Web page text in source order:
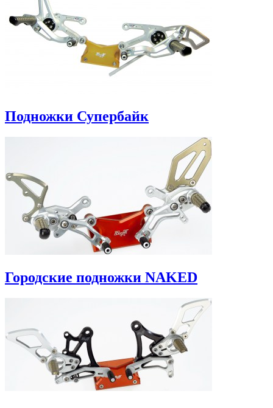
Подножки Супербайк
Городские подножки NAKED